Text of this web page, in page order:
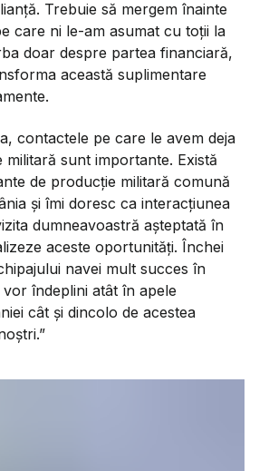
Trebuie să mergem înainte
care ni le-am asumat cu toții la
doar despre partea financiară,
această suplimentare
contactele pe care le avem deja
sunt importante. Există
de producție militară comună
și îmi doresc ca interacțiunea
dumneavoastră așteptată în
aceste oportunități. Închei
navei mult succes în
îndeplini atât în apele
cât și dincolo de acestea